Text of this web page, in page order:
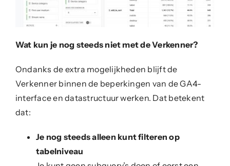
Wat kun je nog steeds niet met de Verkenner?
Ondanks de extra mogelijkheden blijft de
Verkenner binnen de beperkingen van de GA4-
interface en datastructuur werken. Dat betekent
dat:
Je nog steeds alleen kunt filteren op
tabelniveau